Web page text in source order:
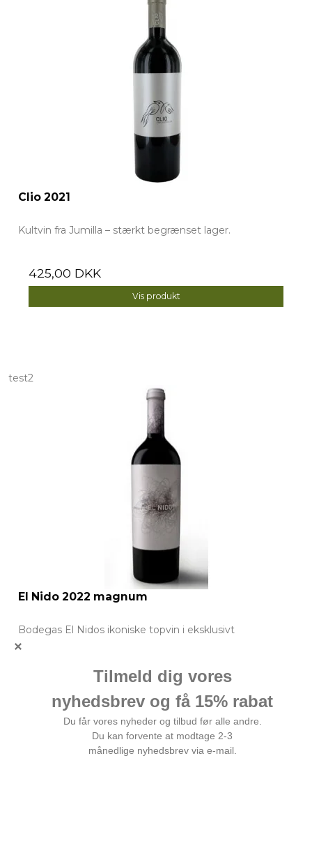
Clio 2021
Kultvin fra Jumilla – stærkt begrænset lager.
425,00 DKK
Vis produkt
test2
El Nido 2022 magnum
Bodegas El Nidos ikoniske topvin i eksklusivt
magnumformat.
2.599,00 DKK
Vis produkt